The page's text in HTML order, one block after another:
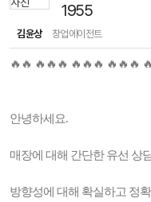
1955
김윤상 창업에이전트
🔥🔥 🔥🔥🔥 🔥🔥🔥 🔥🔥🔥
안녕하세요.
매장에 대해 간단한 유선 상
방향성에 대해 확실하고 정